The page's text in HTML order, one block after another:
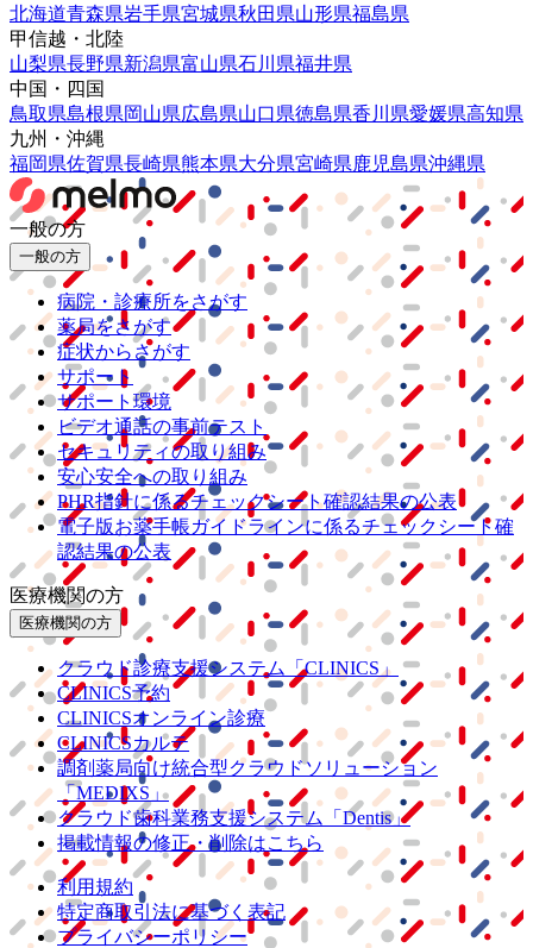
北海道青森県岩手県宮城県秋田県山形県福島県
甲信越・北陸
山梨県長野県新潟県富山県石川県福井県
中国・四国
鳥取県島根県岡山県広島県山口県徳島県香川県愛媛県高知県
九州・沖縄
福岡県佐賀県長崎県熊本県大分県宮崎県鹿児島県沖縄県
一般の方
一般の方
病院・診療所をさがす
薬局をさがす
症状からさがす
サポート
サポート環境
ビデオ通話の事前テスト
セキュリティの取り組み
安心安全への取り組み
PHR指針に係るチェックシート確認結果の公表
電子版お薬手帳ガイドラインに係るチェックシート確
認結果の公表
医療機関の方
医療機関の方
クラウド診療支援システム
「CLINICS」
CLINICS予約
CLINICSオンライン診療
CLINICSカルテ
調剤薬局向け統合型クラウドソリューション
「MEDIXS」
クラウド歯科業務支援システム
「Dentis」
掲載情報の修正・削除はこちら
利用規約
特定商取引法に基づく表記
プライバシーポリシー